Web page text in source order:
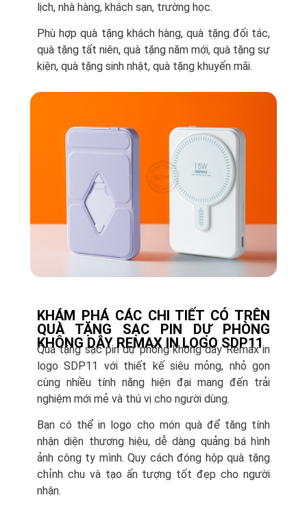
lịch, nhà hàng, khách sạn, trường học.
Phù hợp quà tặng khách hàng, quà tặng đối tác,
quà tặng tất niên, quà tặng năm mới, quà tặng sự
kiện, quà tặng sinh nhật, quà tặng khuyến mãi.
KHÁM PHÁ CÁC CHI TIẾT CÓ TRÊN
QUÀ TẶNG SẠC PIN DỰ PHÒNG
KHÔNG DÂY REMAX IN LOGO SDP11
Quà tặng sạc pin dự phòng không dây Remax in
logo SDP11 với thiết kế siêu mỏng, nhỏ gọn
cùng nhiều tính năng hiện đại mang đến trải
nghiệm mới mẻ và thú vị cho người dùng.
Bạn có thể in logo cho món quà để tăng tính
nhận diện thương hiệu, dễ dàng quảng bá hình
ảnh công ty mình. Quy cách đóng hộp quà tặng
chỉnh chu và tạo ấn tượng tốt đẹp cho người
nhận.